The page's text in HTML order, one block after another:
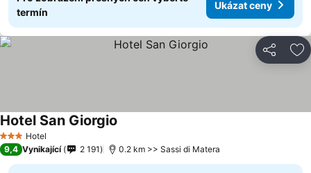
termín
Ukázat ceny
Sdílet
3 Počet hvězdiček
Hotel
Hotel San Giorgio
9,4 Vynikající 2 191 0.2 km >> Sassi di Matera